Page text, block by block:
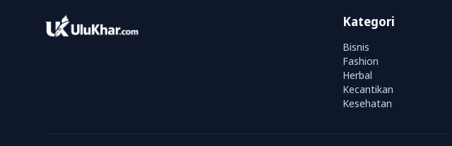
Kategori
Bisnis
Fashion
Herbal
Kecantikan
Kesehatan